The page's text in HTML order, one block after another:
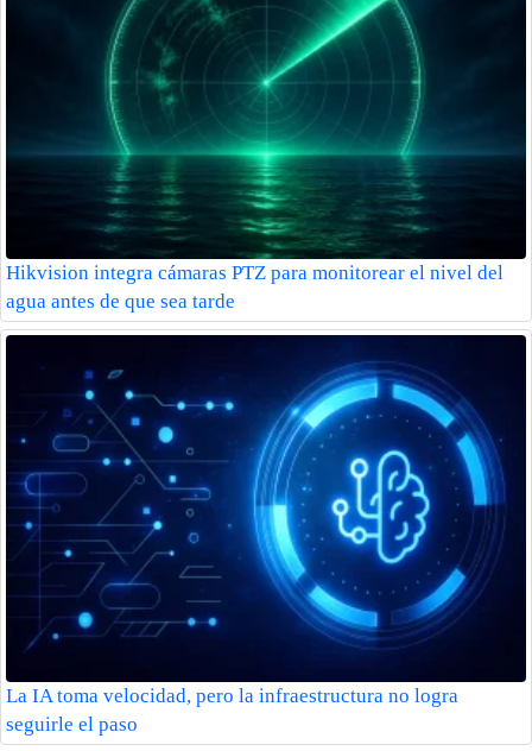
Hikvision integra cámaras PTZ para monitorear el nivel del
agua antes de que sea tarde
La IA toma velocidad, pero la infraestructura no logra
seguirle el paso